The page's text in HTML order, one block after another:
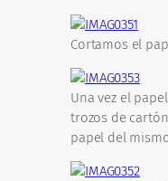
Cortamos el
Una vez el
trozos de
papel del